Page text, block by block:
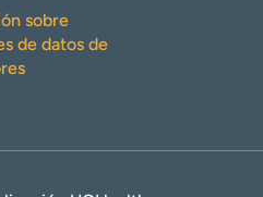
sobre
de datos de